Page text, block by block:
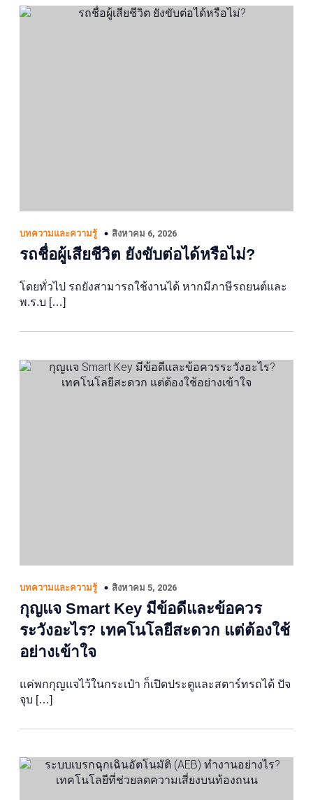
บทความและความรู้ สิงหาคม 6, 2026
รถชื่อผู้เสียชีวิต ยังขับต่อได้หรือไม่?
โดยทั่วไป รถยังสามารถใช้งานได้ หากมีภาษีรถยนต์และ
พ.ร.บ […]
บทความและความรู้ สิงหาคม 5, 2026
กุญแจ Smart Key มีข้อดีและข้อควร
ระวังอะไร? เทคโนโลยีสะดวก แต่ต้องใช้
อย่างเข้าใจ
แค่พกกุญแจไว้ในกระเป๋า ก็เปิดประตูและสตาร์ทรถได้ ปัจ
จุบ […]